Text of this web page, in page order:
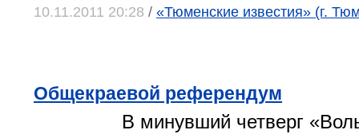
10.11.2011 20:28 / «Тюменские известия» (г.
Общекраевой референдум
В минувший четверг